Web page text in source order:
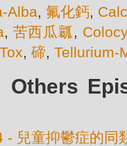
Alba, 氟化鈣,
, 苦西瓜瓤,
, 碲, Tellurium-
- 兒童抑鬱症的同